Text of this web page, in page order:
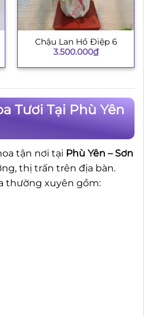
Chậu Lan Hồ Điệp 6
3.500.000₫
Tươi Tại Phù Yên
tận nơi tại Phù Yên – Sơn
thị trấn trên địa bàn.
thường xuyên gồm: